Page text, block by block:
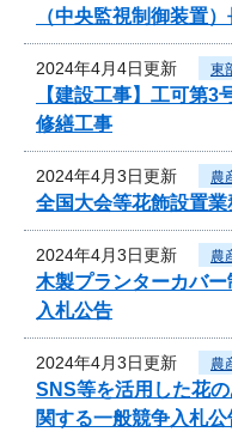
（中央監視制御装置
2024年4月4日更新 東
【建設工事】工可第
修繕工事
2024年4月3日更新 農
全国大会等花飾設置業
2024年4月3日更新 農
木製プランターカバ
入札公告
2024年4月3日更新 農
SNS等を活用した花
関する一般競争入札公